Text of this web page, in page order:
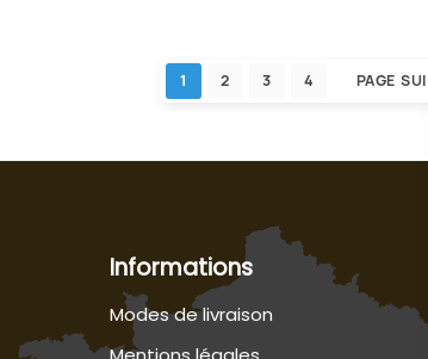
1 2 3 4 PAGE
Informations
Modes de livraison